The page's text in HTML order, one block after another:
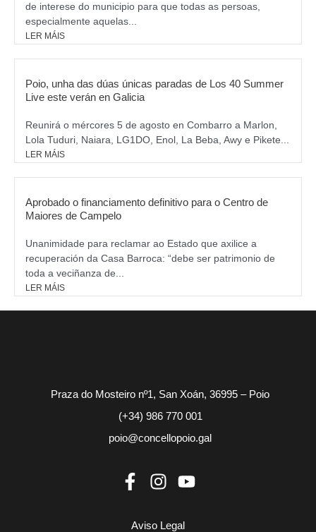
de interese do municipio para que todas as persoas,
especialmente aquelas...
LER MÁIS
Poio, unha das dúas únicas paradas de Los 40 Summer
Live este verán en Galicia
Reunirá o mércores 5 de agosto en Combarro a Marlon,
Lola Tuduri, Naiara, LG1DO, Enol, La Beba, Awy e Pikete...
LER MÁIS
Aprobado o financiamento definitivo para o Centro de
Maiores de Campelo
Unanimidade para reclamar ao Estado que axilice a
recuperación da Casa Barroca: “debe ser patrimonio de
toda a veciñanza de...
LER MÁIS
Praza do Mosteiro nº1, San Xoán, 36995 – Poio
(+34) 986 770 001
poio@concellopoio.gal
Aviso Legal